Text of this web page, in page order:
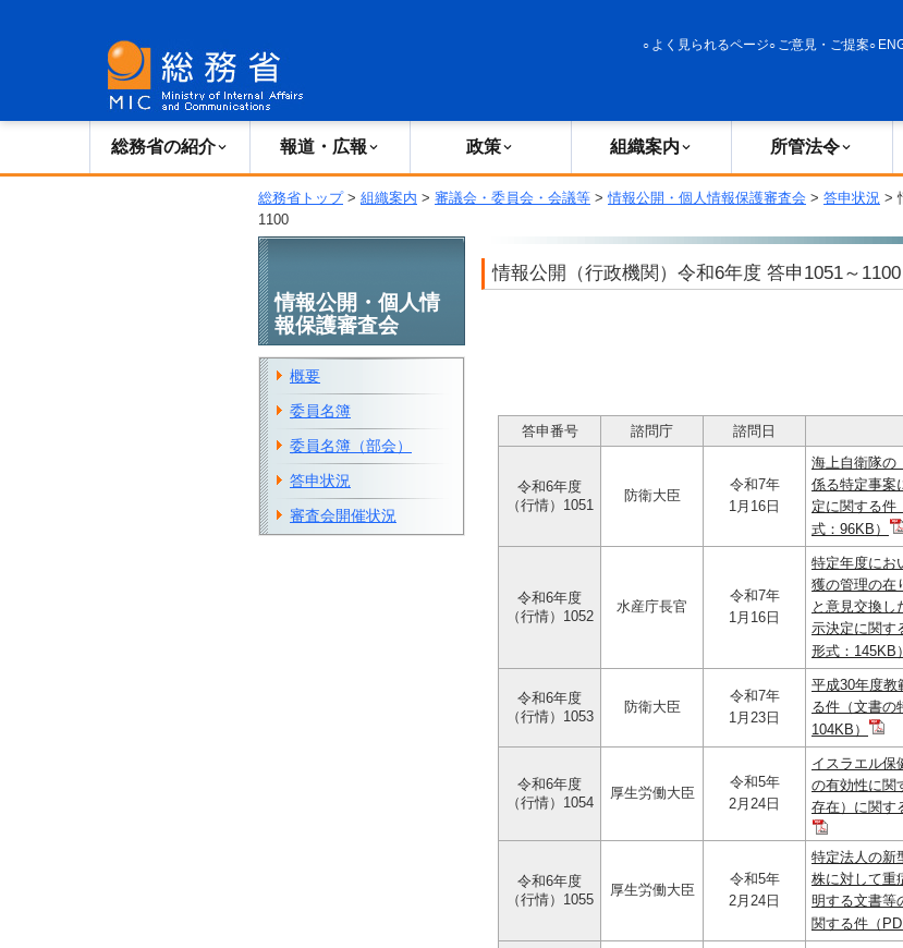
よく見られるページ ご意見・ご提案
総務省の紹介 報道・広報 政策 組織案内 所管法令
総務省トップ> 組織案内 > 審議会・委員会・会議等 >情報公開・個人情報保護審査会 > 答申状況 >
1100
情報公開（行政機関）令和6年度 答申1051～1100
答申番号 諮問庁 諮問日
令和6年度
（行情）1051
防衛大臣
令和7年
1月16日
海上自衛隊の
係る特定事案
定に関する件
式：96KB）
令和6年度
（行情）1052
水産庁長官
令和7年
1月16日
特定年度にお
獲の管理の在
と意見交換し
示決定に関す
形式：145KB）
令和6年度
（行情）1053
防衛大臣
令和7年
1月23日
平成30年度教
る件（文書の
104KB）
令和6年度
（行情）1054
厚生労働大臣
令和5年
2月24日
イスラエル保
の有効性に関
存在）に関す
令和6年度
（行情）1055
厚生労働大臣
令和5年
2月24日
特定法人の新
株に対して重
明する文書等
関する件（
情報公開・個人情
報保護審査会
概要
委員名簿
委員名簿（部会）
答申状況
審査会開催状況